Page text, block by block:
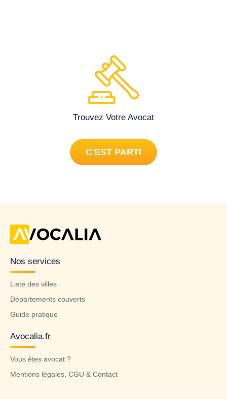
Trouvez Votre Avocat
C'EST PARTI
Nos services
Liste des villes
Départements couverts
Guide pratique
Avocalia.fr
Vous êtes avocat ?
Mentions légales, CGU & Contact